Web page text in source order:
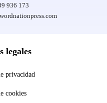
936 173
legales
privacidad
cookies